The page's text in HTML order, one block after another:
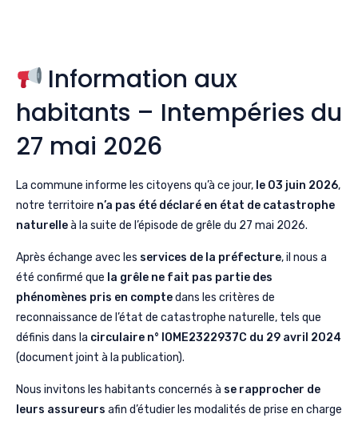
Information aux
habitants – Intempéries du
27 mai 2026
La commune informe les citoyens qu’à ce jour, le 03 juin 2026,
notre territoire n’a pas été déclaré en état de catastrophe
naturelleà la suite de l’épisode de grêle du 27 mai 2026.
Après échange avec les services de la préfecture, il nous a
été confirmé que la grêle ne fait pas partie des
phénomènes pris en comptedans les critères de
reconnaissance de l’état de catastrophe naturelle, tels que
définis dans la circulaire n° IOME2322937C du 29 avril 2024
(document joint à la publication).
Nous invitons les habitants concernés à se rapprocher de
leurs assureurs afin d’étudier les modalités de prise en charge